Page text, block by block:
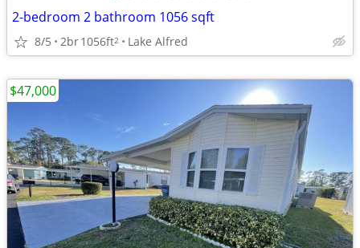
2-bedroom 2 bathroom 1056 sqft
8/5 2br1056ft2 Lake Alfred
$47,000